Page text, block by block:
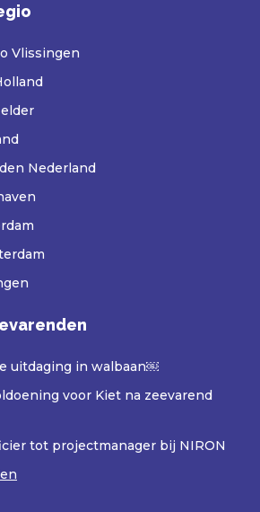
Vlissingen
Nederland
uitdaging in walbaan￼
voor Kiet na zeevarend
tot projectmanager bij NIRON